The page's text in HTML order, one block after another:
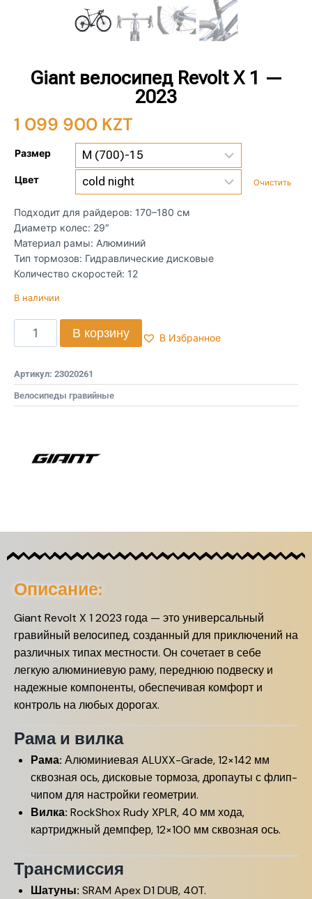
Giant велосипед Revolt X 1 —
2023
1 099 900 KZT
Размер
Цвет Очистить
Подходит для райдеров: 170–180 см
Диаметр колес: 29″
Материал рамы: Алюминий
Тип тормозов: Гидравлические дисковые
Количество скоростей: 12
В наличии
В корзину В Избранное
Артикул: 23020261
Велосипеды гравийные
Описание:
Giant Revolt X 1 2023 года — это универсальный
гравийный велосипед, созданный для приключений на
различных типах местности. Он сочетает в себе
легкую алюминиевую раму, переднюю подвеску и
надежные компоненты, обеспечивая комфорт и
контроль на любых дорогах.
Рама и вилка
Рама: Алюминиевая ALUXX-Grade, 12×142 мм
сквозная ось, дисковые тормоза, дропауты с флип-
чипом для настройки геометрии.
Вилка: RockShox Rudy XPLR, 40 мм хода,
картриджный демпфер, 12×100 мм сквозная ось.
Трансмиссия
Шатуны: SRAM Apex D1 DUB, 40T.